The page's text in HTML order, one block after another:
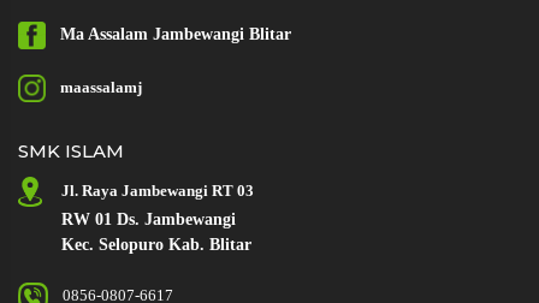
Ma Assalam Jambewangi Blitar
maassalamj
SMK ISLAM
Jl. Raya Jambewangi RT 03
RW 01 Ds. Jambewangi
Kec. Selopuro Kab. Blitar
0856-0807-6617